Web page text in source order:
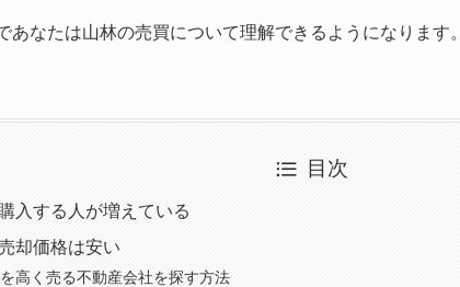
あなたは山林の売買について理解できるようになります。
目次
入する人が増えている
却価格は安い
高く売る不動産会社を探す方法